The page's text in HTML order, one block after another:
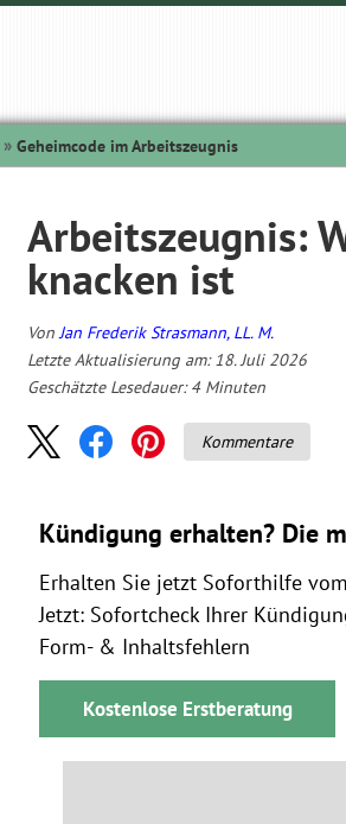
Geheimcode im Arbeitszeugnis
Arbeitszeugnis:
knacken ist
VonJan Frederik Strasmann, LL. M.
Letzte Aktualisierung am: 18. Juli 2026
Geschätzte Lesedauer: 4 Minuten
Kommentare
Kündigung erhalten? Die
Erhalten Sie jetzt Soforthilfe
Jetzt: Sofortcheck Ihrer
Form- & Inhaltsfehlern
Kostenlose Erstberatung